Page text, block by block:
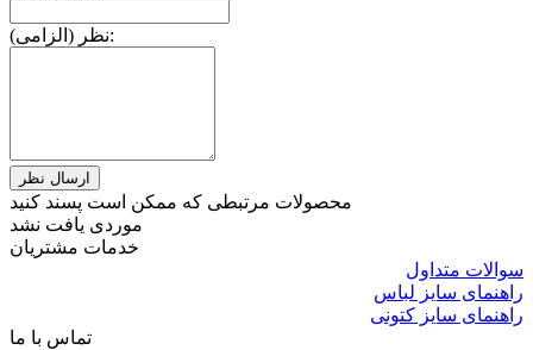
نظر (الزامی):
محصولات مرتبطی که ممکن است پسند کنید
موردی یافت نشد
خدمات مشتریان
سوالات متداول
راهنمای سایز لباس
راهنمای سایز کتونی
تماس با ما